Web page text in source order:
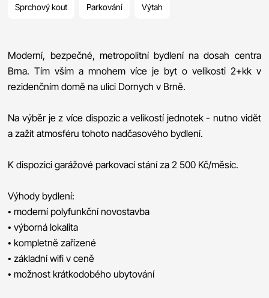
Sprchový kout Parkování Výtah
Moderní, bezpečné, metropolitní bydlení na dosah centra
Brna. Tím vším a mnohem více je byt o velikosti 2+kk v
rezidenčním domě na ulici Dornych v Brně.
Na výběr je z více dispozic a velikostí jednotek - nutno vidět
a zažít atmosféru tohoto nadčasového bydlení.
K dispozici garážové parkovací stání za 2 500 Kč/měsíc.
Výhody bydlení:
• moderní polyfunkční novostavba
• výborná lokalita
• kompletně zařízené
• základní wifi v ceně
• možnost krátkodobého ubytování